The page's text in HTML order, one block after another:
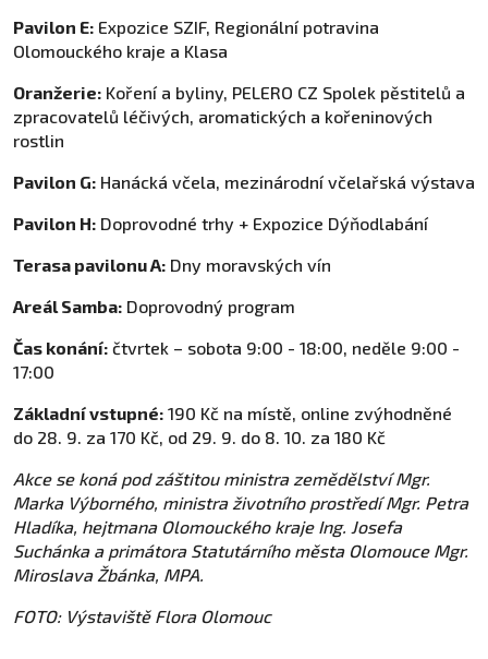
Pavilon E: Expozice SZIF, Regionální potravina
Olomouckého kraje a Klasa
Oranžerie: Koření a byliny, PELERO CZ Spolek pěstitelů a
zpracovatelů léčivých, aromatických a kořeninových
rostlin
Pavilon G: Hanácká včela, mezinárodní včelařská výstava
Pavilon H: Doprovodné trhy + Expozice Dýňodlabání
Terasa pavilonu A: Dny moravských vín
Areál Samba: Doprovodný program
Čas konání: čtvrtek – sobota 9:00 - 18:00, neděle 9:00 -
17:00
Základní vstupné: 190 Kč na místě, online zvýhodněné
do 28. 9. za 170 Kč, od 29. 9. do 8. 10. za 180 Kč
Akce se koná pod záštitou ministra zemědělství Mgr.
Marka Výborného, ministra životního prostředí Mgr. Petra
Hladíka, hejtmana Olomouckého kraje Ing. Josefa
Suchánka a primátora Statutárního města Olomouce Mgr.
Miroslava Žbánka, MPA.
FOTO: Výstaviště Flora Olomouc